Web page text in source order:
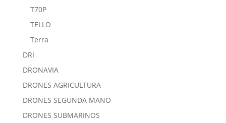
T70P
TELLO
Terra
DRI
DRONAVIA
DRONES AGRICULTURA
DRONES SEGUNDA MANO
DRONES SUBMARINOS